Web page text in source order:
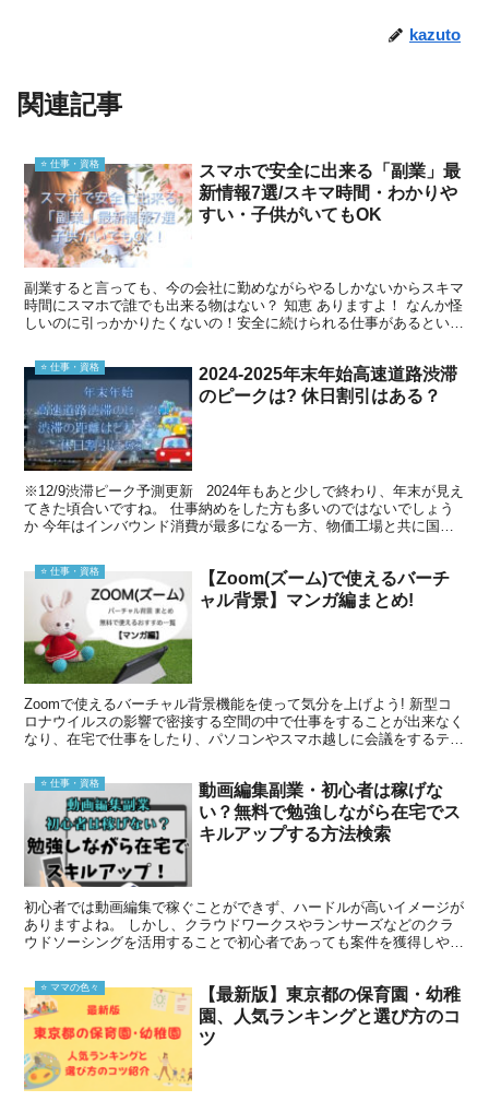
kazuto
関連記事
⭐️ 仕事・資格
スマホで安全に出来る「副業」最
新情報7選/スキマ時間・わかりや
すい・子供がいてもOK
副業すると言っても、今の会社に勤めながらやるしかないからスキマ
時間にスマホで誰でも出来る物はない？ 知恵 ありますよ！ なんか怪
しいのに引っかかりたくないの！安全に続けられる仕事があるといい
⭐️ 仕事・資格
2024-2025年末年始高速道路渋滞
のピークは? 休日割引はある？
※12/9渋滞ピーク予測更新 2024年もあと少しで終わり、年末が見え
てきた頃合いですね。 仕事納めをした方も多いのではないでしょう
か 今年はインバウンド消費が最多になる一方、物価工場と共に国内
⭐️ 仕事・資格
【Zoom(ズーム)で使えるバーチ
ャル背景】マンガ編まとめ!
Zoomで使えるバーチャル背景機能を使って気分を上げよう! 新型コ
ロナウイルスの影響で密接する空間の中で仕事をすることが出来なく
なり、在宅で仕事をしたり、パソコンやスマホ越しに会議をするテレ
⭐️ 仕事・資格
動画編集副業・初心者は稼げな
い？無料で勉強しながら在宅でス
キルアップする方法検索
初心者では動画編集で稼ぐことができず、ハードルが高いイメージが
ありますよね。 しかし、クラウドワークスやランサーズなどのクラ
ウドソーシングを活用することで初心者であっても案件を獲得しやす
⭐️ ママの色々
【最新版】東京都の保育園・幼稚
園、人気ランキングと選び方のコ
ツ